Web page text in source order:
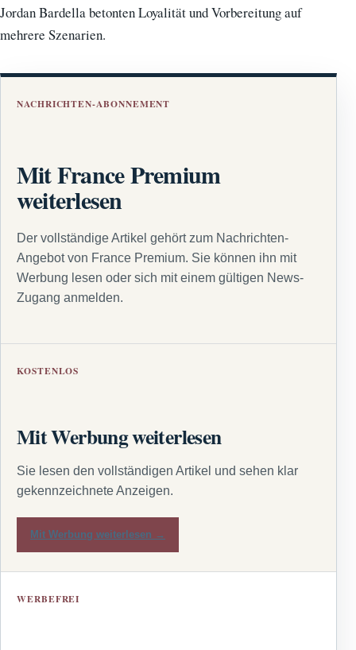
Jordan Bardella betonten Loyalität und Vorbereitung auf
mehrere Szenarien.
NACHRICHTEN-ABONNEMENT
Mit France Premium
weiterlesen
Der vollständige Artikel gehört zum Nachrichten-
Angebot von France Premium. Sie können ihn mit
Werbung lesen oder sich mit einem gültigen News-
Zugang anmelden.
KOSTENLOS
Mit Werbung weiterlesen
Sie lesen den vollständigen Artikel und sehen klar
gekennzeichnete Anzeigen.
Mit Werbung weiterlesen →
WERBEFREI